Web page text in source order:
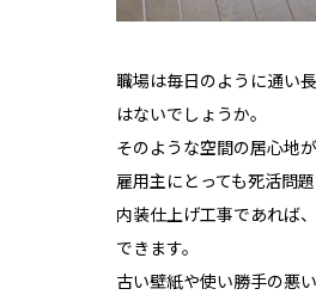
職場は毎日のように通い
はないでしょうか。
そのような空間の居心地
雇用主にとっても死活問題
内装仕上げ工事であれば
できます。
古い壁紙や使い勝手の悪